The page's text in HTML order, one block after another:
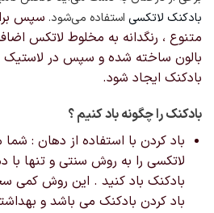
بادکنک لاتکسی استفاده می‌شود. سپس
متنوع ، رنگدانه به مخلوط لاتکس
بالون ساخته شده و سپس در لاستیک
بادکنک ایجاد شود.
بادکنک را چگونه باد کنیم ؟
باد کردن با استفاده از دهان :
لاتکسی را به روش سنتی و تنها
بادکنک باد کنید . این روش کمی
باد کردن بادکنک می باشد و